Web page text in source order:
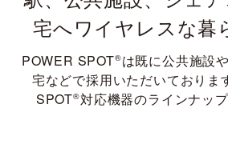
宅へワイヤレスな暮
POWER SPOT®は既に公共施設
宅などで採用いただいておりま
SPOT®対応機器のラインナッ